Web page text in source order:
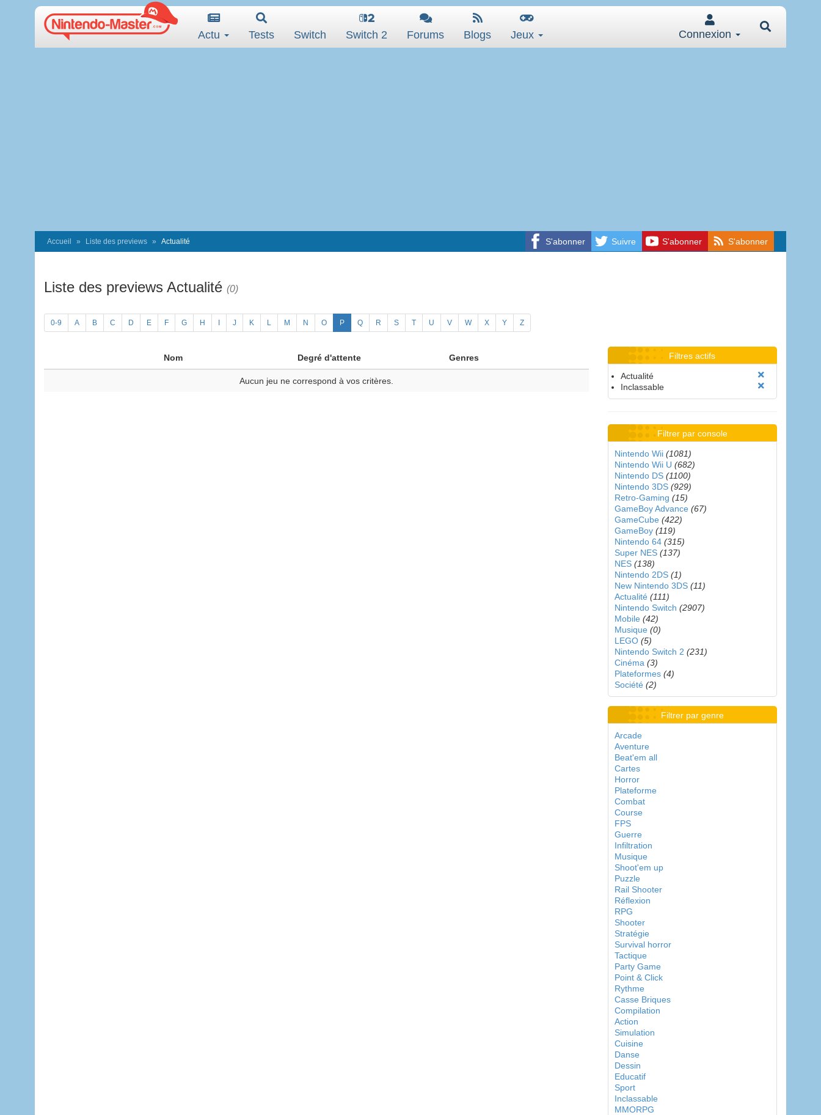
Actu Tests Switch Switch 2 Forums Blogs Jeux Connexion
S'abonner Suivre S'abonner S'abonner
Accueil Liste des previews Actualité
Liste des previews Actualité (0)
0-9 A B C D E F G H J K L M N O P Q R S T U V W X Y Z
Nom Degré d'attente Genres
Aucun jeu ne correspond à vos critères.
Filtres actifs
Actualité
Inclassable
Filtrer par console
Nintendo Wii (1081)
Nintendo Wii U (682)
Nintendo DS (1100)
Nintendo 3DS (929)
Retro-Gaming (15)
GameBoy Advance (67)
GameCube (422)
GameBoy (119)
Nintendo 64 (315)
Super NES (137)
NES (138)
Nintendo 2DS (1)
New Nintendo 3DS (11)
Actualité (111)
Nintendo Switch (2907)
Mobile (42)
Musique (0)
LEGO (5)
Nintendo Switch 2 (231)
Cinéma (3)
Plateformes (4)
Société (2)
Filtrer par genre
Arcade
Aventure
Beat'em all
Cartes
Horror
Plateforme
Combat
Course
FPS
Guerre
Infiltration
Musique
Shoot'em up
Puzzle
Rail Shooter
Réflexion
RPG
Shooter
Stratégie
Survival horror
Tactique
Party Game
Point & Click
Rythme
Casse Briques
Compilation
Action
Simulation
Cuisine
Danse
Dessin
Educatif
Sport
Inclassable
MMORPG